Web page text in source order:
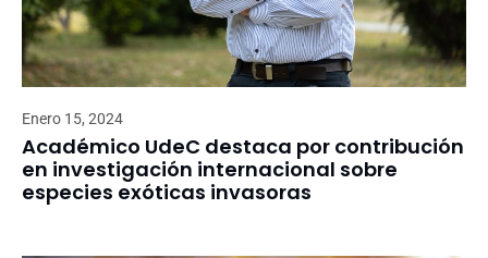
Enero 15, 2024
Académico UdeC destaca por contribución
en investigación internacional sobre
especies exóticas invasoras